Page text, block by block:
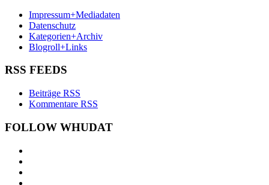
Impressum+Mediadaten
Datenschutz
Kategorien+Archiv
Blogroll+Links
RSS FEEDS
Beiträge RSS
Kommentare RSS
FOLLOW WHUDAT